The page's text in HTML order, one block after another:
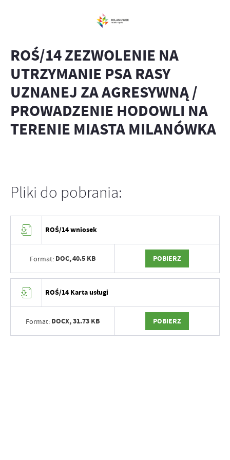
ROŚ/14 ZEZWOLENIE NA
UTRZYMANIE PSA RASY
UZNANEJ ZA AGRESYWNĄ /
PROWADZENIE HODOWLI NA
TERENIE MIASTA MILANÓWKA
Pliki do pobrania:
ROŚ/14 wniosek
Format: DOC,40.5 KB POBIERZ
ROŚ/14 Karta usługi
Format: DOCX,31.73 KB POBIERZ